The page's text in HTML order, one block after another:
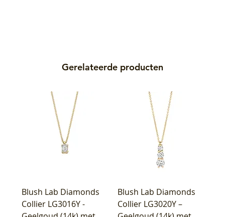
Gerelateerde producten
Blush Lab Diamonds
Collier LG3016Y -
Blush Lab Diamonds
Collier LG3020Y –